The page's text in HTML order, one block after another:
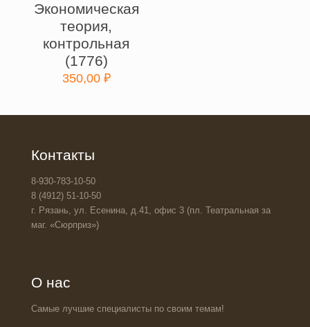
Экономическая
теория,
контрольная
(1776)
350,00 ₽
Контакты
8-930-783-10-50
8 (4912) 51-10-50
г. Рязань, ул. Есенина, д.41, офис 3 (пл. Театральная за
маг. «Сюрприз»)
О нас
Самые лучшие специалисты по своим темам!